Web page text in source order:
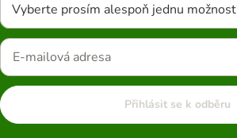
Vyberte prosím alespoň jednu možnost
Přihlásit se k odběru